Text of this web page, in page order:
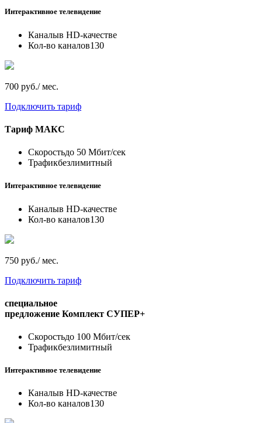
Интерактивное телевидение
Каналыв HD-качестве
Кол-во каналов130
700 руб./ мес.
Подключить тариф
Тариф МАКС
Скоростьдо 50 Мбит/сек
Трафикбезлимитный
Интерактивное телевидение
Каналыв HD-качестве
Кол-во каналов130
750 руб./ мес.
Подключить тариф
специальное
предложение Комплект СУПЕР+
Скоростьдо 100 Мбит/сек
Трафикбезлимитный
Интерактивное телевидение
Каналыв HD-качестве
Кол-во каналов130